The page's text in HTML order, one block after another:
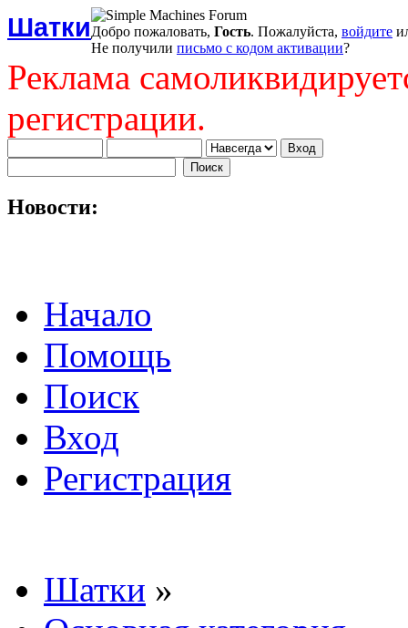
ШаткиДобро пожаловать, Гость. Пожалуйста, войдите
Не получили письмо с кодом активации?
Реклама
регистрации.
Новости:
Начало
Помощь
Поиск
Вход
Регистрация
Шатки »